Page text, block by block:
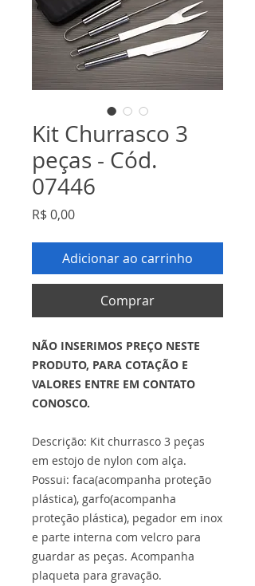
Kit Churrasco 3
peças - Cód.
07446
R$ 0,00Preço
Adicionar ao carrinho
Comprar
NÃO INSERIMOS PREÇO NESTE
PRODUTO, PARA COTAÇÃO E
VALORES ENTRE EM CONTATO
CONOSCO.
Descrição: Kit churrasco 3 peças
em estojo de nylon com alça.
Possui: faca(acompanha proteção
plástica), garfo(acompanha
proteção plástica), pegador em inox
e parte interna com velcro para
guardar as peças. Acompanha
plaqueta para gravação.